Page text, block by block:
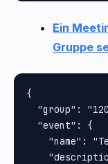
Ein
Gruppe
{
"group":
  "event": {
"name":